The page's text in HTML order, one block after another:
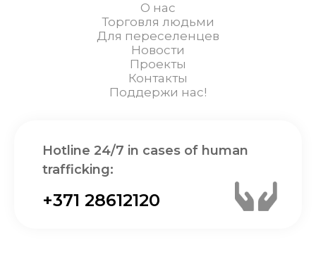
О нас
Торговля людьми
Для переселенцев
Новости
Проекты
Контакты
Поддержи нас!
Hotline 24/7 in cases of human
trafficking:
+371 28612120